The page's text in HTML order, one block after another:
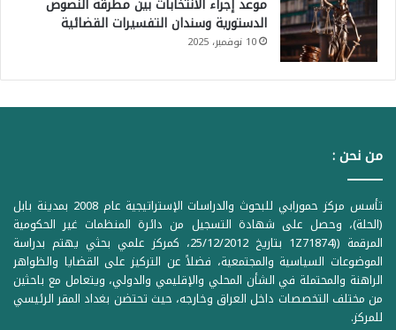
موعد إجراء الانتخابات بين مطرقة النصوص
الدستورية وسندان التفسيرات القضائية
10 نوفمبر، 2025
من نحن :
تأسس مركز حمورابي للبحوث والدراسات الإستراتيجية عام 2008 بمدينة بابل
(الحلة)، وحصل على شهادة التسجيل من دائرة المنظمات غير الحكومية
المرقمة ((1Z71874 بتاريخ 25/12/2012، كمركز علمي بحثي يهتم بدراسة
الموضوعات السياسية والمجتمعية، فضلاً عن التركيز على القضايا والظواهر
الراهنة والمحتملة في الشأن المحلي والإقليمي والدولي، ويتعامل مع باحثين
من مختلف التخصصات داخل العراق وخارجه، حيث تحتضن بغداد المقر الرئيسي
للمركز.